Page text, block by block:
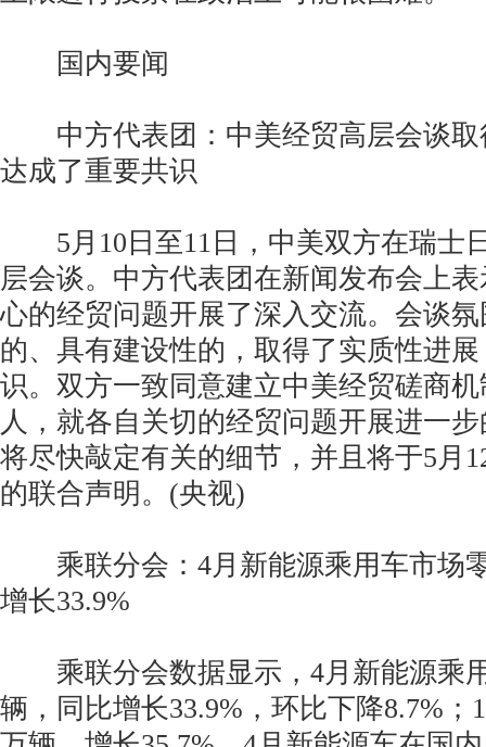
国内要闻
中方代表团：中美经贸高层会谈取
达成了重要共识
5月10日至11日，中美双方在瑞士
层会谈。中方代表团在新闻发布会上
心的经贸问题开展了深入交流。会谈
的、具有建设性的，取得了实质性进
识。双方一致同意建立中美经贸磋商
人，就各自关切的经贸问题开展进一
将尽快敲定有关的细节，并且将于5月
的联合声明。(央视)
乘联分会：4月新能源乘用车市场
增长33.9%
乘联分会数据显示，4月新能源乘
辆，同比增长33.9%，环比下降8.7%；